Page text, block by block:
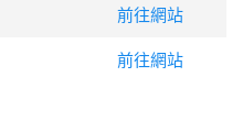
前往網站
前往網站